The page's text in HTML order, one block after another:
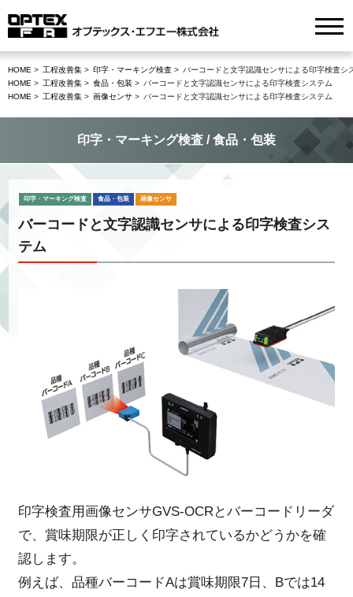
HOME 工程改善集 印字・マーキング検査
バーコードと文字認識センサによる印字検査シ
HOME
工程改善集 食品・包装
バーコードと文字認識センサによる印字検査システム
HOME
工程改善集 画像センサ バーコードと文字認識センサによる印字検査システム
印字・マーキング検査 / 食品・包装
印字・マーキング検査 食品・包装 画像センサ
バーコードと文字認識センサによる印字検査シス
テム
印字検査用画像センサGVS-OCRとバーコードリーダ
で、賞味期限が正しく印字されているかどうかを確
認します。
例えば、品種バーコードAは賞味期限7日、Bでは14